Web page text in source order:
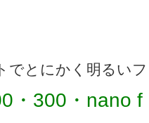
でとにかく明るい
・300・